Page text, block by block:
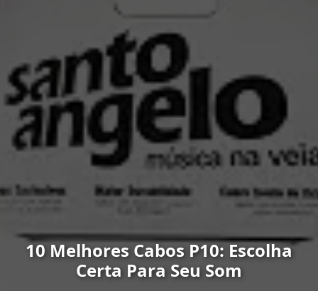
10 Melhores Cabos P10: Escolha
Certa Para Seu Som